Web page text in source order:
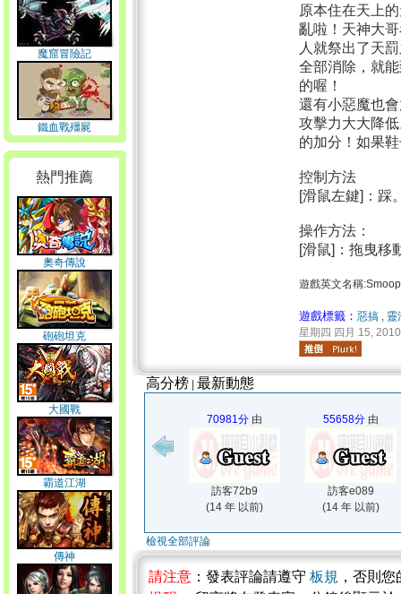
魔窟冒險記
鐵血戰殭屍
熱門推薦
奧奇傳說
砲砲坦克
大國戰
霸道江湖
傳神
原本住在天上
亂啦！天神大
人就祭出了天
全部消除，就
的喔！
還有小惡魔也
攻擊力大大降
的加分！如果
控制方法
[滑鼠左鍵]：踩
操作方法：
[滑鼠]：拖曳移
遊戲英文名稱
遊戲標籤： 惡搞 , 靈
星期四 四月 15,
高分榜 最新動態
70981分 由
訪客72b9
(14 年 以前)
55658分 由
訪客e089
(14 年 以前)
檢視全部評論
請注意 ：發表評論請遵守 板規 ，否則